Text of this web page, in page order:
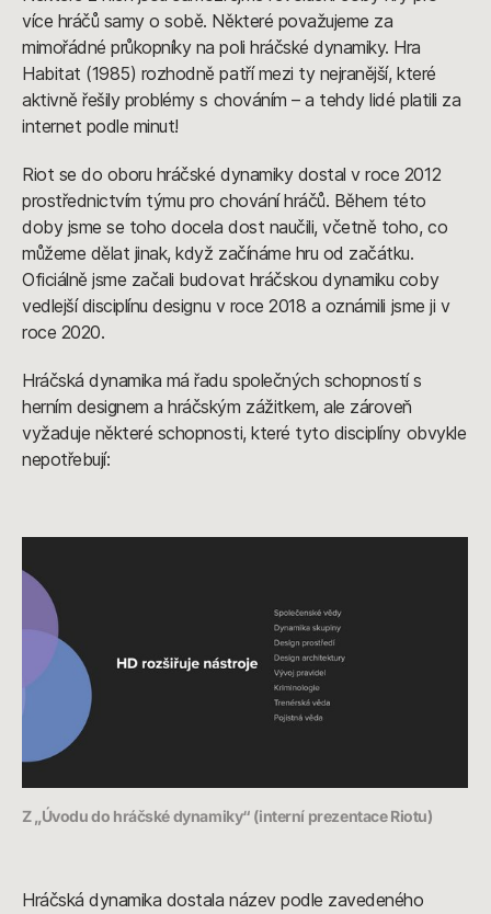
více hráčů samy o sobě. Některé považujeme za
mimořádné průkopníky na poli hráčské dynamiky. Hra
Habitat (1985) rozhodně patří mezi ty nejranější, které
aktivně řešily problémy s chováním – a tehdy lidé platili za
internet podle minut!
Riot se do oboru hráčské dynamiky dostal v roce 2012
prostřednictvím týmu pro chování hráčů. Během této
doby jsme se toho docela dost naučili, včetně toho, co
můžeme dělat jinak, když začínáme hru od začátku.
Oficiálně jsme začali budovat hráčskou dynamiku coby
vedlejší disciplínu designu v roce 2018 a oznámili jsme ji v
roce 2020.
Hráčská dynamika má řadu společných schopností s
herním designem a hráčským zážitkem, ale zároveň
vyžaduje některé schopnosti, které tyto disciplíny obvykle
nepotřebují:
Z „Úvodu do hráčské dynamiky“ (interní prezentace Riotu)
Hráčská dynamika dostala název podle zavedeného